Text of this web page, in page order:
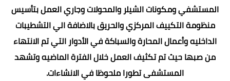
المستشفي ومكونات الشيلر والمحولات وجاري العمل بتأسيس
منظومة التكييف المركزي والحريق بالاضافة الي التشطيبات
الداخليه وأعمال المحارة والسباكة في الأدوار التي تم الانتهاء
من صبها حيث تم تكثيف العمل خلال الفترة الماضيه وتشهد
المستشفى تطورا ملحوظا في الانشاءات.